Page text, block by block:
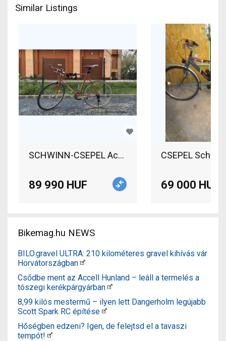
Similar Listings
SCHWINN-CSEPEL Acélvázas Csepel-Schwinn
89 990 HUF
CSEPEL
69 000 HUF
Bikemag.hu NEWS
BILO.gravel ULTRA: 210 kilométeres gravel kihívás vár
Horvátországban
Csődbe ment az Accell Hunland – leáll a termelés a
tószegi kerékpárgyárban
8,99 kilós mestermű – ilyen lett Dangerholm legújabb
Scott Spark RC építése
Hőségben edzeni? Igen, de felejtsd el a tavaszi
tempót!